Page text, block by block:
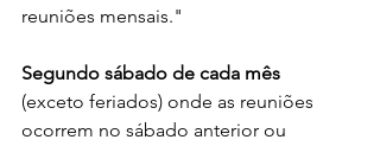
reuniões mensais."
Segundo sábado de cada mês
(exceto feriados) onde as reuniões
ocorrem no sábado anterior ou